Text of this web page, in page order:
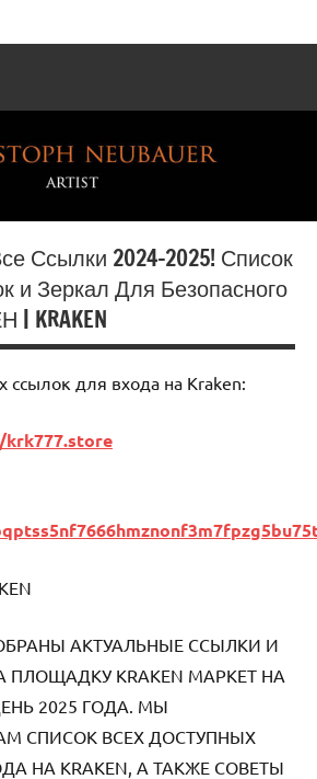
Ссылки 2024-2025! Список
и Зеркал Для Безопасного
| KRAKEN
ссылок для входа на Kraken:
АКТУАЛЬНЫЕ ССЫЛКИ И
KRAKEN МАРКЕТ НА
2025 ГОДА. МЫ
СПИСОК ВСЕХ ДОСТУПНЫХ
НА KRAKEN, А ТАКЖЕ СОВЕТЫ